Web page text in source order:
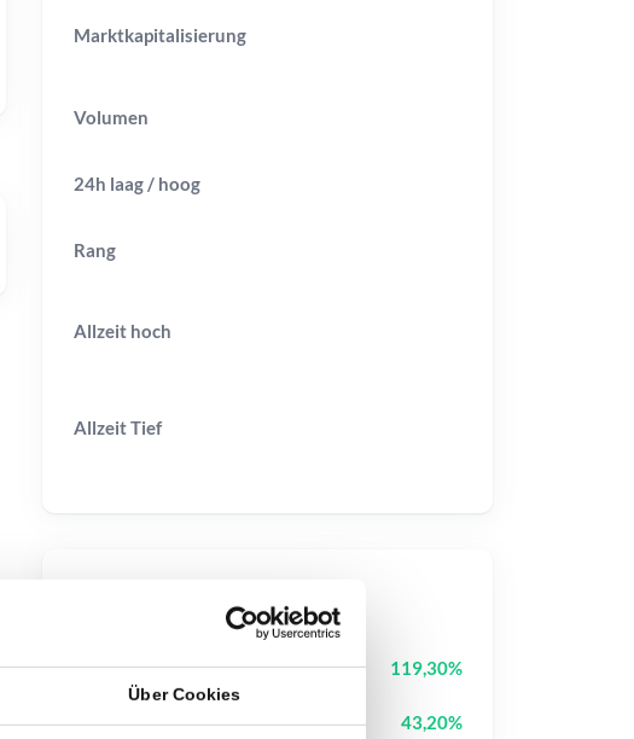
Über Cookies
Marktkapitalisierung
Volumen
24h laag / hoog
Rang
Allzeit hoch
AllzeitTief
Heima HEI 119,30%
Cash Cat CASHCAT 43,20%